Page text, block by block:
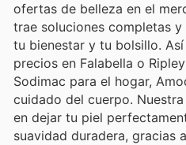
ofertas de belleza en el
trae soluciones completas
tu bienestar y tu bolsillo.
precios en Falabella o
Sodimac para el hogar,
cuidado del cuerpo.
en dejar tu piel
suavidad duradera, gracias